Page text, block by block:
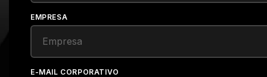
EMPRESA
E-MAIL CORPORATIVO